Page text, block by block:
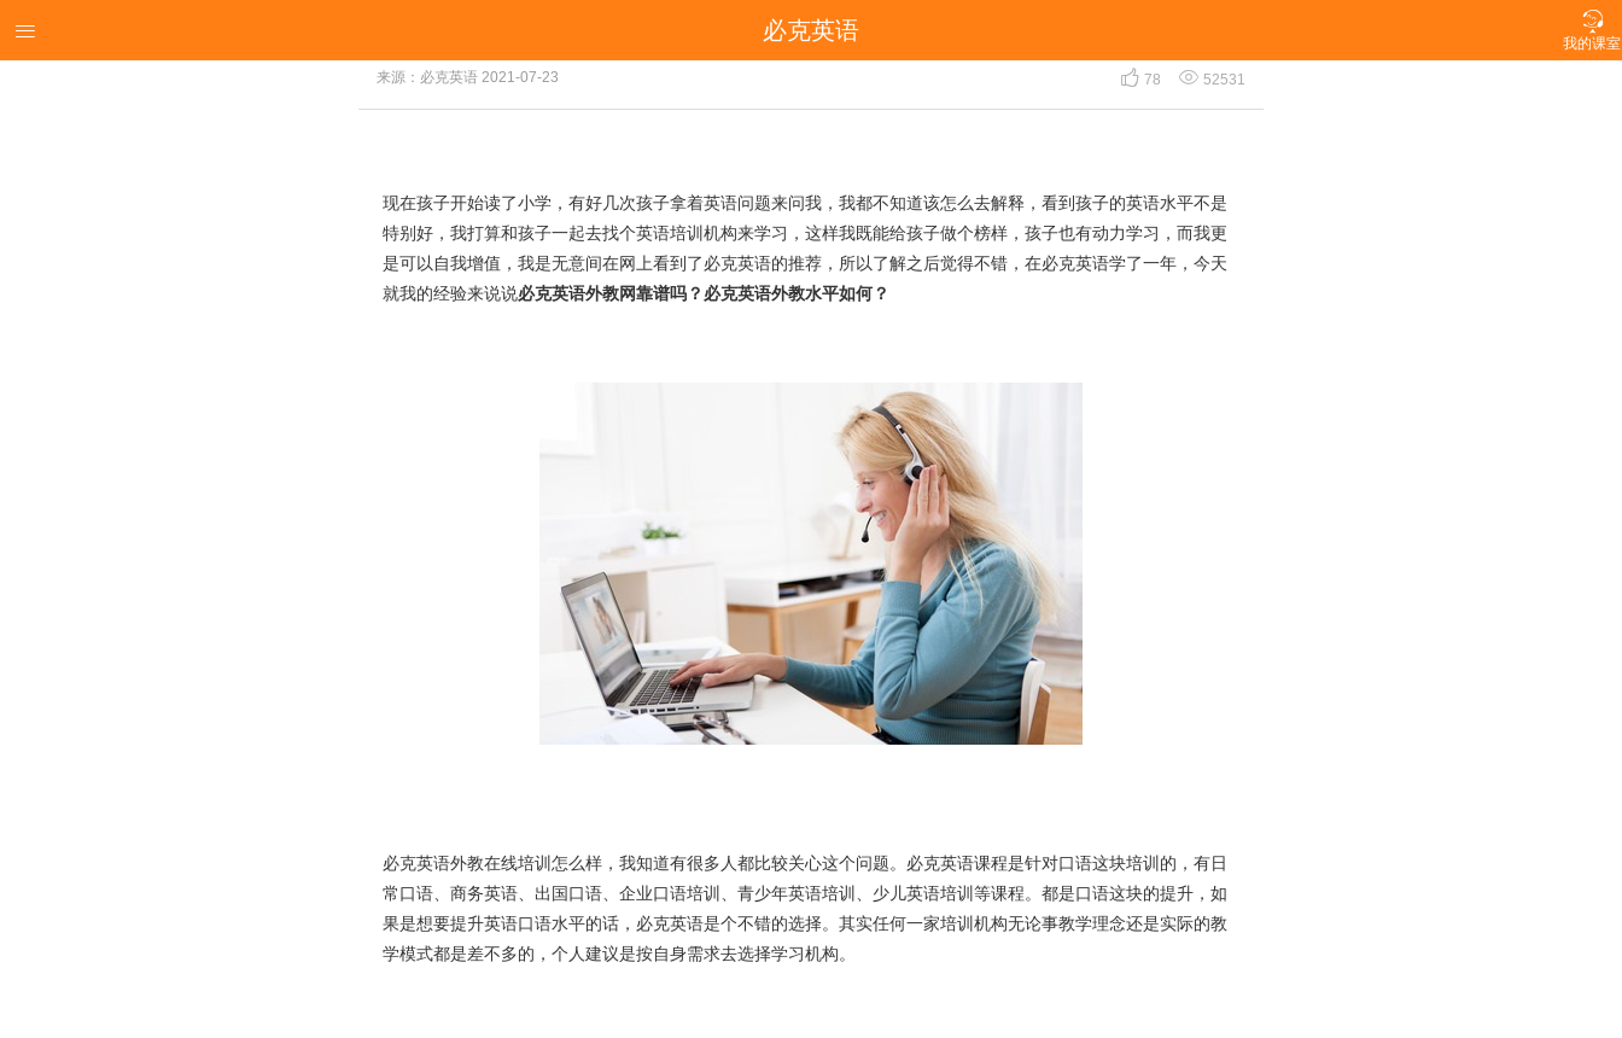

我的课室
 必克英语
必克英语外教网靠谱吗？必克英语外教水平如何？学员分享
来源：必克英语 2021-07-23  78  52531
现在孩子开始读了小学，有好几次孩子拿着英语问题来问我，我都不知道该怎么去解释，看到孩子的英语水平不是
特别好，我打算和孩子一起去找个英语培训机构来学习，这样我既能给孩子做个榜样，孩子也有动力学习，而我更
是可以自我增值，我是无意间在网上看到了必克英语的推荐，所以了解之后觉得不错，在必克英语学了一年，今天
就我的经验来说说必克英语外教网靠谱吗？必克英语外教水平如何？
必克英语外教在线培训怎么样，我知道有很多人都比较关心这个问题。必克英语课程是针对口语这块培训的，有日
常口语、商务英语、出国口语、企业口语培训、青少年英语培训、少儿英语培训等课程。都是口语这块的提升，如
果是想要提升英语口语水平的话，必克英语是个不错的选择。其实任何一家培训机构无论事教学理念还是实际的教
学模式都是差不多的，个人建议是按自身需求去选择学习机构。